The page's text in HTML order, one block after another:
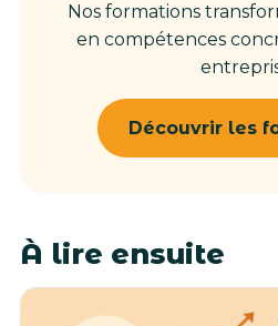
Nos formations
en compétences
Découvrir les
À lire ensuite